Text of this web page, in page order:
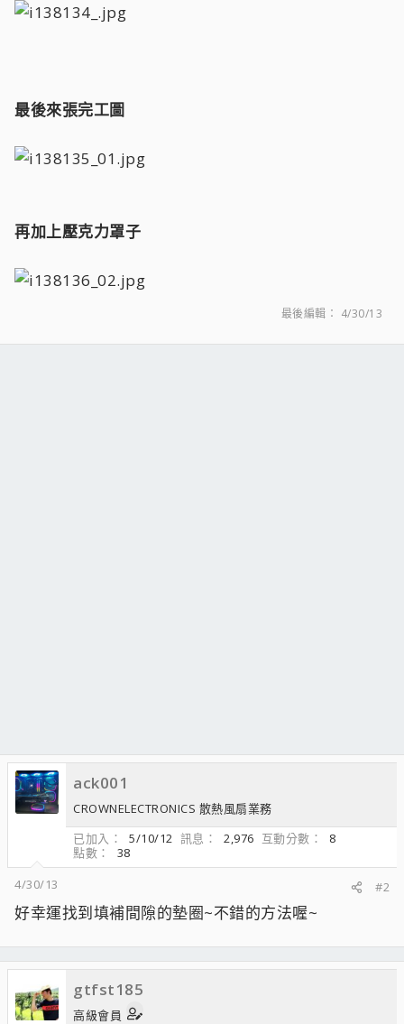
最後來張完工圖
再加上壓克力罩子
最後編輯： 4/30/13
ack001
CROWNELECTRONICS 散熱風扇業務
已加入
5/10/12 訊息 2,976 互動分數
8
點數
38
4/30/13
#2
好幸運找到填補間隙的墊圈~不錯的方法喔~
gtfst185
高級會員